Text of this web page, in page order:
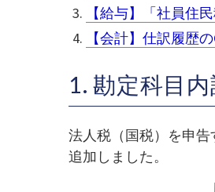
【給与】「社員住
【会計】仕訳履歴
1. 勘定科目
法人税（国税）を申
追加しました。